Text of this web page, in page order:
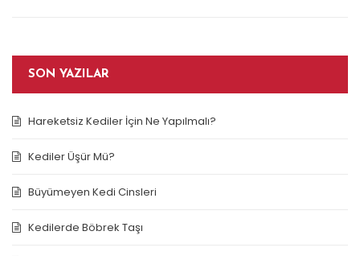
SON YAZILAR
Hareketsiz Kediler İçin Ne Yapılmalı?
Kediler Üşür Mü?
Büyümeyen Kedi Cinsleri
Kedilerde Böbrek Taşı